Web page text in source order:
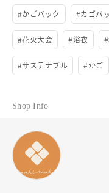
#かごバック #カゴバ
#花火大会 #浴衣 #
#サステナブル #かご
Shop Info